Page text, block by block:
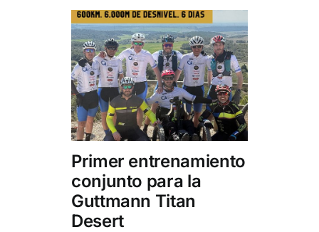
Primer entrenamiento
conjunto para la
Guttmann Titan
Desert